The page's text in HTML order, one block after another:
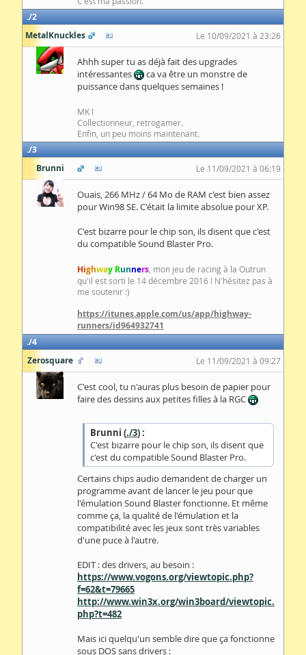
2
MetalKnuckles
Le 10/09/2021 à 23:26
Ahhh super tu as déjà fait des upgrades
intéressantes
ca va être un monstre de
puissance dans quelques semaines !
MK !
Collectionneur, retrogamer.
Enfin, un peu moins maintenant.
3
Brunni
Le 11/09/2021 à 06:19
Ouais, 266 MHz / 64 Mo de RAM c'est bien assez
pour Win98 SE. C'était la limite absolue pour XP.
C'est bizarre pour le chip son, ils disent que c'est
du compatible Sound Blaster Pro.
Highway Runners , mon jeu de racing à la Outrun
qu'il est sorti le 14 décembre 2016 ! N'hésitez pas à
me soutenir :)
https://itunes.apple.com/us/app/highway-
runners/id964932741
4
Zerosquare
Le 11/09/2021 à 09:27
C'est cool, tu n'auras plus besoin de papier pour
faire des dessins aux petites filles à la RGC
Brunni (./3) :
C'est bizarre pour le chip son, ils disent que
c'est du compatible Sound Blaster Pro.
Certains chips audio demandent de charger un
programme avant de lancer le jeu pour que
l'émulation Sound Blaster fonctionne. Et même
comme ça, la qualité de l'émulation et la
compatibilité avec les jeux sont très variables
d'une puce à l'autre.
EDIT : des drivers, au besoin :
https://www.vogons.org/viewtopic.php?
f=62&t=79665
http://www.win3x.org/win3board/viewtopic.
php?t=482
Mais ici quelqu'un semble dire que ça fonctionne
sous DOS sans drivers :